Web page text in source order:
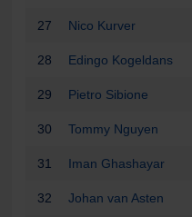
27 Nico Kurver
28 Edingo Kogeldans
29 Pietro Sibione
30 Tommy Nguyen
31 Iman Ghashayar
32 Johan van Asten